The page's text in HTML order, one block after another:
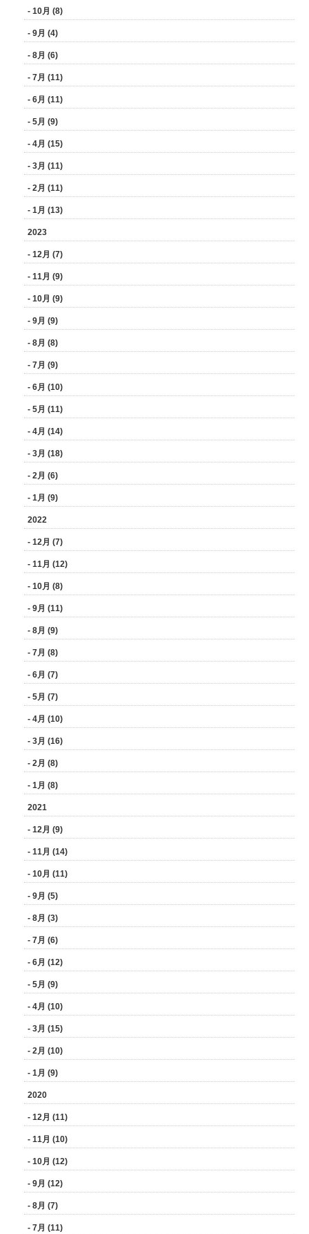
- 10月 (8)
- 9月 (4)
- 8月 (6)
- 7月 (11)
- 6月 (11)
- 5月 (9)
- 4月 (15)
- 3月 (11)
- 2月 (11)
- 1月 (13)
2023
- 12月 (7)
- 11月 (9)
- 10月 (9)
- 9月 (9)
- 8月 (8)
- 7月 (9)
- 6月 (10)
- 5月 (11)
- 4月 (14)
- 3月 (18)
- 2月 (6)
- 1月 (9)
2022
- 12月 (7)
- 11月 (12)
- 10月 (8)
- 9月 (11)
- 8月 (9)
- 7月 (8)
- 6月 (7)
- 5月 (7)
- 4月 (10)
- 3月 (16)
- 2月 (8)
- 1月 (8)
2021
- 12月 (9)
- 11月 (14)
- 10月 (11)
- 9月 (5)
- 8月 (3)
- 7月 (6)
- 6月 (12)
- 5月 (9)
- 4月 (10)
- 3月 (15)
- 2月 (10)
- 1月 (9)
2020
- 12月 (11)
- 11月 (10)
- 10月 (12)
- 9月 (12)
- 8月 (7)
- 7月 (11)